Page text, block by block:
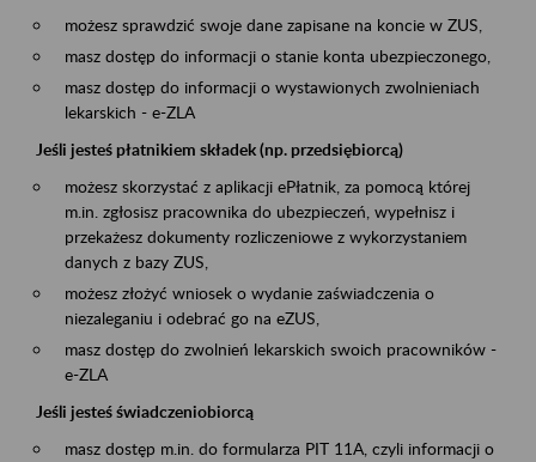
możesz sprawdzić swoje dane zapisane na koncie w ZUS,
masz dostęp do informacji o stanie konta ubezpieczonego,
masz dostęp do informacji o wystawionych zwolnieniach
lekarskich - e-ZLA
Jeśli jesteś płatnikiem składek (np. przedsiębiorcą)
możesz skorzystać z aplikacji ePłatnik, za pomocą której
m.in. zgłosisz pracownika do ubezpieczeń, wypełnisz i
przekażesz dokumenty rozliczeniowe z wykorzystaniem
danych z bazy ZUS,
możesz złożyć wniosek o wydanie zaświadczenia o
niezaleganiu i odebrać go na eZUS,
masz dostęp do zwolnień lekarskich swoich pracowników -
e-ZLA
Jeśli jesteś świadczeniobiorcą
masz dostęp m.in. do formularza PIT 11A, czyli informacji o